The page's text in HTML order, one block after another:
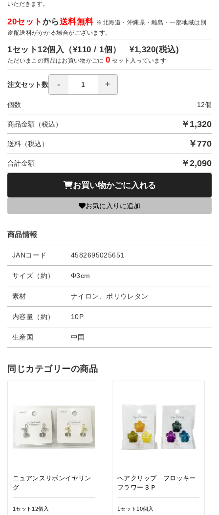
いただきます。
20セット から送料無料 ※北海道・沖縄県・離島・一部地域は別
途配送料がかかる場合がございます。
1セット12個入（¥110 / 1個）¥1,320(税込)
ただいまこの商品はお買い物かごに0 セット入っています
注文セット数
個数 12個
商品金額（税込） ￥ 1,320
送料（税込） ￥770
合計金額 ￥2,090
お買い物かごに入れる
お気に入りに追加
商品情報
JANコード 4582695025651
サイズ（約） Φ3cm
素材 ナイロン、ポリウレタン
内容量（約） 10P
生産国 中国
同じカテゴリーの商品
ニュアンスリボンイヤリン
グ
1セット12個入
ヘアクリップ フロッキー
フラワー３Ｐ
1セット10個入